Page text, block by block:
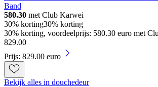
Band
580.30 met Club Karwei
30% korting30% korting
30% korting, voordeelprijs: 580.30 euro met
829.00
Prijs: 829.00 euro
Bekijk alles in douchedeur